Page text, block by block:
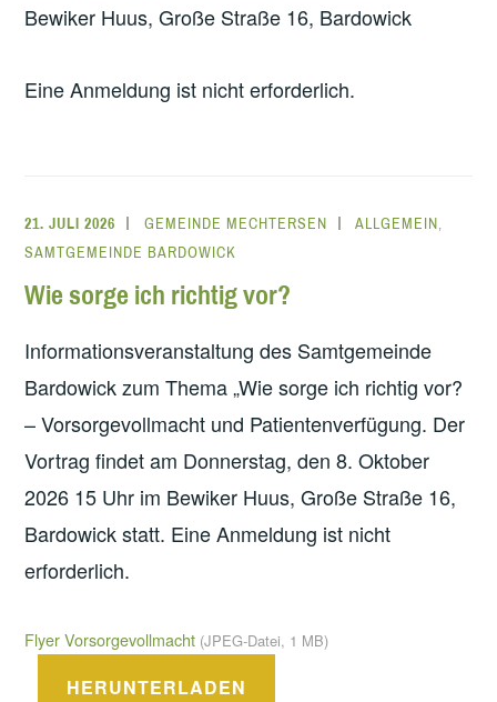
Bewiker Huus, Große Straße 16, Bardowick
Eine Anmeldung ist nicht erforderlich.
21. JULI 2026 GEMEINDE MECHTERSEN ALLGEMEIN,
SAMTGEMEINDE BARDOWICK
Wie sorge ich richtig vor?
Informationsveranstaltung des Samtgemeinde
Bardowick zum Thema „Wie sorge ich richtig vor?
– Vorsorgevollmacht und Patientenverfügung. Der
Vortrag findet am Donnerstag, den 8. Oktober
2026 15 Uhr im Bewiker Huus, Große Straße 16,
Bardowick statt. Eine Anmeldung ist nicht
erforderlich.
Flyer Vorsorgevollmacht (JPEG-Datei, 1 MB)
HERUNTERLADEN